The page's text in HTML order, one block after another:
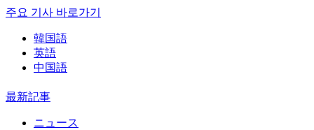
주요 기사 바로가기
韓国語
英語
中国語
最新記事
ニュース